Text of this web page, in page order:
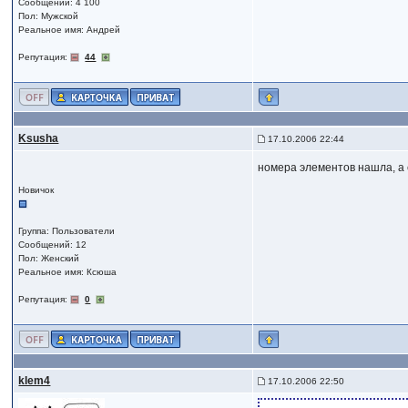
Сообщений: 4 100
Пол: Мужской
Реальное имя: Андрей
Репутация: 44
Ksusha 17.10.2006 22:44
Новичок
Группа: Пользователи
Сообщений: 12
Пол: Женский
Реальное имя: Ксюша
Репутация: 0
номера элементов нашла, а
klem4 17.10.2006 22:50